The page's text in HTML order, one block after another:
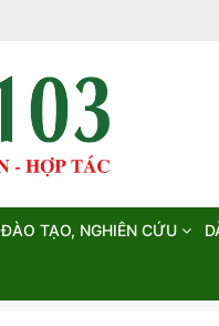
ĐÀO TẠO, NGHIÊN CỨU